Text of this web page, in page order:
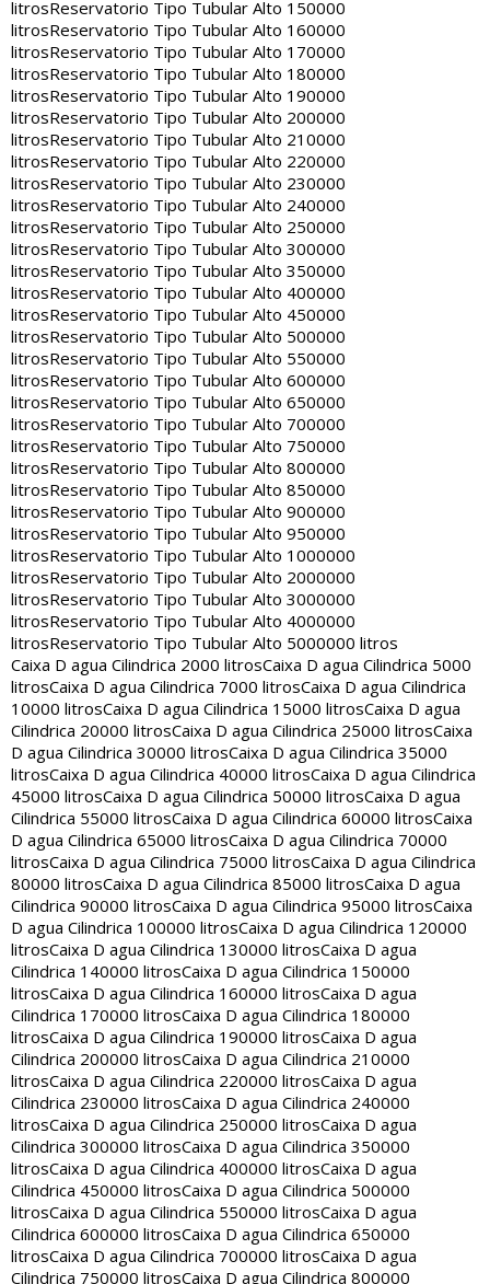
litrosReservatorio Tipo Tubular Alto 150000
litrosReservatorio Tipo Tubular Alto 160000
litrosReservatorio Tipo Tubular Alto 170000
litrosReservatorio Tipo Tubular Alto 180000
litrosReservatorio Tipo Tubular Alto 190000
litrosReservatorio Tipo Tubular Alto 200000
litrosReservatorio Tipo Tubular Alto 210000
litrosReservatorio Tipo Tubular Alto 220000
litrosReservatorio Tipo Tubular Alto 230000
litrosReservatorio Tipo Tubular Alto 240000
litrosReservatorio Tipo Tubular Alto 250000
litrosReservatorio Tipo Tubular Alto 300000
litrosReservatorio Tipo Tubular Alto 350000
litrosReservatorio Tipo Tubular Alto 400000
litrosReservatorio Tipo Tubular Alto 450000
litrosReservatorio Tipo Tubular Alto 500000
litrosReservatorio Tipo Tubular Alto 550000
litrosReservatorio Tipo Tubular Alto 600000
litrosReservatorio Tipo Tubular Alto 650000
litrosReservatorio Tipo Tubular Alto 700000
litrosReservatorio Tipo Tubular Alto 750000
litrosReservatorio Tipo Tubular Alto 800000
litrosReservatorio Tipo Tubular Alto 850000
litrosReservatorio Tipo Tubular Alto 900000
litrosReservatorio Tipo Tubular Alto 950000
litrosReservatorio Tipo Tubular Alto 1000000
litrosReservatorio Tipo Tubular Alto 2000000
litrosReservatorio Tipo Tubular Alto 3000000
litrosReservatorio Tipo Tubular Alto 4000000
litrosReservatorio Tipo Tubular Alto 5000000 litros
Caixa D agua Cilindrica 2000 litrosCaixa D agua Cilindrica 5000
litrosCaixa D agua Cilindrica 7000 litrosCaixa D agua Cilindrica
10000 litrosCaixa D agua Cilindrica 15000 litrosCaixa D agua
Cilindrica 20000 litrosCaixa D agua Cilindrica 25000 litrosCaixa
D agua Cilindrica 30000 litrosCaixa D agua Cilindrica 35000
litrosCaixa D agua Cilindrica 40000 litrosCaixa D agua Cilindrica
45000 litrosCaixa D agua Cilindrica 50000 litrosCaixa D agua
Cilindrica 55000 litrosCaixa D agua Cilindrica 60000 litrosCaixa
D agua Cilindrica 65000 litrosCaixa D agua Cilindrica 70000
litrosCaixa D agua Cilindrica 75000 litrosCaixa D agua Cilindrica
80000 litrosCaixa D agua Cilindrica 85000 litrosCaixa D agua
Cilindrica 90000 litrosCaixa D agua Cilindrica 95000 litrosCaixa
D agua Cilindrica 100000 litrosCaixa D agua Cilindrica 120000
litrosCaixa D agua Cilindrica 130000 litrosCaixa D agua
Cilindrica 140000 litrosCaixa D agua Cilindrica 150000
litrosCaixa D agua Cilindrica 160000 litrosCaixa D agua
Cilindrica 170000 litrosCaixa D agua Cilindrica 180000
litrosCaixa D agua Cilindrica 190000 litrosCaixa D agua
Cilindrica 200000 litrosCaixa D agua Cilindrica 210000
litrosCaixa D agua Cilindrica 220000 litrosCaixa D agua
Cilindrica 230000 litrosCaixa D agua Cilindrica 240000
litrosCaixa D agua Cilindrica 250000 litrosCaixa D agua
Cilindrica 300000 litrosCaixa D agua Cilindrica 350000
litrosCaixa D agua Cilindrica 400000 litrosCaixa D agua
Cilindrica 450000 litrosCaixa D agua Cilindrica 500000
litrosCaixa D agua Cilindrica 550000 litrosCaixa D agua
Cilindrica 600000 litrosCaixa D agua Cilindrica 650000
litrosCaixa D agua Cilindrica 700000 litrosCaixa D agua
Cilindrica 750000 litrosCaixa D agua Cilindrica 800000